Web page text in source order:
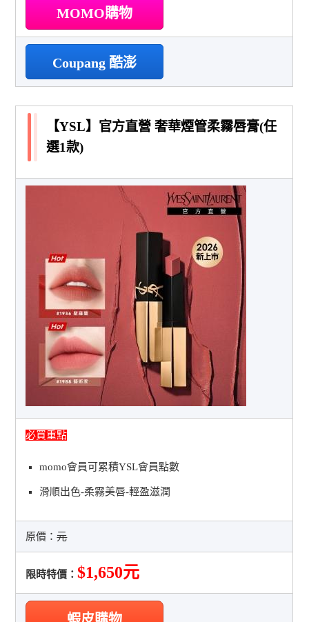
MOMO購物
Coupang 酷澎
【YSL】官方直營 奢華煙管柔霧唇膏(任
選1款)
必買重點
momo會員可累積YSL會員點數
滑順出色-柔霧美唇-輕盈滋潤
原價：元
限時特價：$1,650元